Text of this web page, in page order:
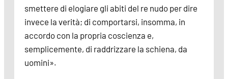
smettere di elogiare gli abiti del re nudo per dire
invece la verità; di comportarsi, insomma, in
accordo con la propria coscienza e,
semplicemente, di raddrizzare la schiena, da
uomini».